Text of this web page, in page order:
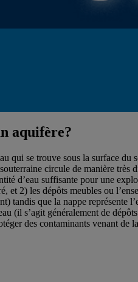
aquifère?
qui se trouve sous la surface
circule de manière
d’eau suffisante pour une
et 2) les dépôts meubles ou
tandis que la nappe représente
(il s’agit généralement de
des contaminants venant de